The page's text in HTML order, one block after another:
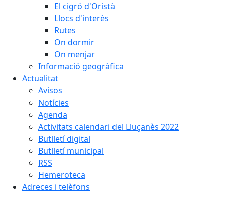
El cigró d'Oristà
Llocs d'interès
Rutes
On dormir
On menjar
Informació geogràfica
Actualitat
Avisos
Notícies
Agenda
Activitats calendari del Lluçanès 2022
Butlletí digital
Butlletí municipal
RSS
Hemeroteca
Adreces i telèfons